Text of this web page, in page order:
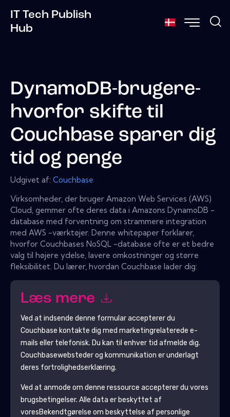
IT Tech Publish
Hub
DynamoDB-brugere-
hvorfor skifte til
Couchbase sparer dig
tid og penge
Udgivet af: Couchbase
Virksomheder, der bruger Amazon Web Services (AWS)
Cloud, gemmer ofte deres data i Amazons DynamoDB -
database med forventning om strammere integration
med AWS -værktøjer. Denne whitepaper forklarer,
hvorfor Couchbases NoSQL -database ofte er et bedre
valg til højere ydelse, lavere omkostninger og større
fleksibilitet. Du lærer, hvordan Couchbase lader dig:
Læs mere
Ved at indsende denne formular accepterer du
Couchbase kontakte dig med marketingrelaterede e-
mails eller telefonisk. Du kan til enhver tid afmelde dig.
Couchbasewebsteder og kommunikation er underlagt
deres fortrolighedserklæring.
Ved at anmode om denne ressource accepterer du vores
brugsbetingelser. Alle data er beskyttet af
voresBekendtgørelse om beskyttelse af personlige